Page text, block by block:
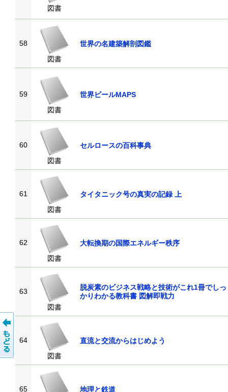
図書
58
図書
世界の名建築解剖図鑑
59
図書
世界ビールMAPS
60
図書
セルロースの百科事典
61
図書
タイタニック号の真実の記録 上
62
図書
大転換期の国際エネルギー秩序
63
図書
脱炭素のビジネス戦略と技術がこれ1冊でしっ
かりわかる教科書 図解即戦力
64
図書
直流と交流からはじめよう
65 地理と鉄道